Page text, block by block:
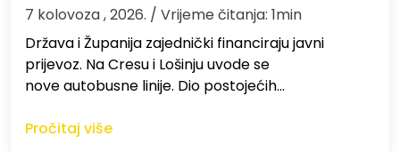
7 kolovoza , 2026. / Vrijeme čitanja: 1min
Država i Županija zajednički financiraju javni
prijevoz. Na Cresu i Lošinju uvode se
nove autobusne linije. Dio postojećih…
Pročitaj više